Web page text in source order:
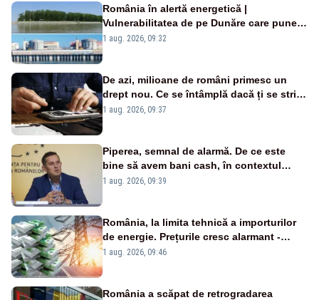
România în alertă energetică |
Vulnerabilitatea de pe Dunăre care pune
în pericol Centrala Cernavodă era
1 aug. 2026, 09:32
De azi, milioane de români primesc un
drept nou. Ce se întâmplă dacă ți se strică
un produs
1 aug. 2026, 09:37
Piperea, semnal de alarmă. De ce este
bine să avem bani cash, în contextul
alertei energetice?
1 aug. 2026, 09:39
România, la limita tehnică a importurilor
de energie. Prețurile cresc alarmant -
Analiză Realitatea Plus
1 aug. 2026, 09:46
România a scăpat de retrogradarea